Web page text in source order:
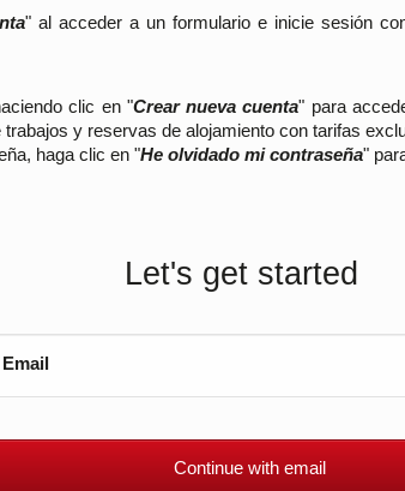
" al acceder a un formulario e inicie sesión
clic en "Crear nueva cuenta" para
y reservas de alojamiento con tarifas
haga clic en "He olvidado mi contraseña"
Let's get started
Email
Continue with email